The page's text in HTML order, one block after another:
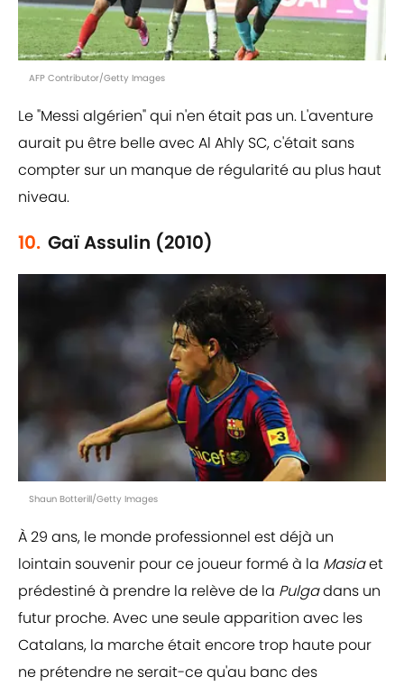
AFP Contributor/Getty Images
Le "Messi algérien" qui n'en était pas un. L'aventure
aurait pu être belle avec Al Ahly SC, c'était sans
compter sur un manque de régularité au plus haut
niveau.
10. Gaï Assulin (2010)
Shaun Botterill/Getty Images
À 29 ans, le monde professionnel est déjà un
lointain souvenir pour ce joueur formé à la Masiaet
prédestiné à prendre la relève de la Pulgadans un
futur proche. Avec une seule apparition avec les
Catalans, la marche était encore trop haute pour
ne prétendre ne serait-ce qu'au banc des